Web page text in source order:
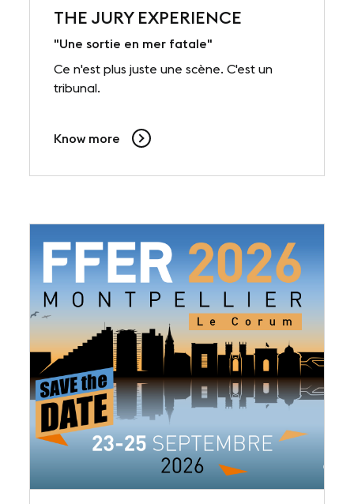
THE JURY EXPERIENCE
"Une sortie en mer fatale"
Ce n'est plus juste une scène. C'est un
tribunal.
Know more